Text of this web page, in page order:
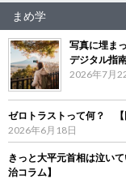
まめ学
写真に埋ま
デジタル指南
2026年7月
ゼロトラストって何？ 【
2026年6月18日
きっと大平元首相は泣い
治コラム】